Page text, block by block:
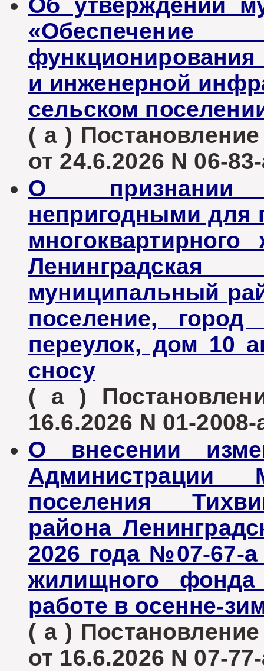
и инженерной
сельском
( а )
от 24.6.2026 N 06-
О признании
непригодными для
Ленинградская
муниципальный
поселение,
переулок, дом 10
сносу
( а )
16.6.2026 N 01-2008-
О внесении
Администрации
поселения
района
2026 года №07-67-а
жилищного
работе в осенне-
( а )
от 16.6.2026 N 07-